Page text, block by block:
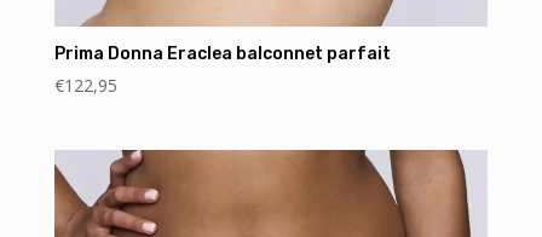
Prima Donna Eraclea balconnet parfait
€122,95